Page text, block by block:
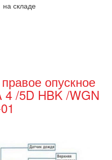
на складе
опускное
4 /5D HBK /WGN